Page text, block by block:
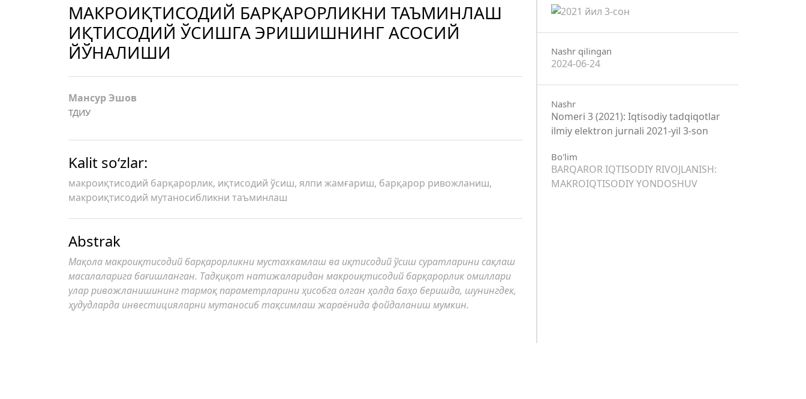
МАКРОИҚТИСОДИЙ БАРҚАРОРЛИКНИ ТАЪМИНЛАШ
ИҚТИСОДИЙ ЎСИШГА ЭРИШИШНИНГ АСОСИЙ
ЙЎНАЛИШИ
Мансур Эшов
ТДИУ
Kalit so‘zlar:
макроиқтисодий барқарорлик, иқтисодий ўсиш, ялпи жамғариш, барқарор ривожланиш,
макроиқтисодий мутаносибликни таъминлаш
Abstrak
Мақола макроиқтисодий барқарорликни мустахкамлаш ва иқтисодий ўсиш суратларини сақлаш
масалаларига бағишланган. Тадқиқот натижаларидан макроиқтисодий барқарорлик омиллари
улар ривожланишининг тармоқ параметрларини ҳисобга олган ҳолда баҳо беришда, шунингдек,
ҳудудларда инвестицияларни мутаносиб тақсимлаш жараёнида фойдаланиш мумкин.
Nashr qilingan
2024-06-24
Nashr
Nomeri 3 (2021): Iqtisodiy tadqiqotlar
ilmiy elektron jurnali 2021-yil 3-son
Bo'lim
BARQAROR IQTISODIY RIVOJLANISH:
MAKROIQTISODIY YONDOSHUV